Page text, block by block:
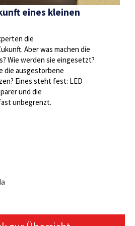
eines kleinen
die
Aber was machen die
Wie werden sie eingesetzt?
die ausgestorbene
Eines steht fest: LED
und die
unbegrenzt.